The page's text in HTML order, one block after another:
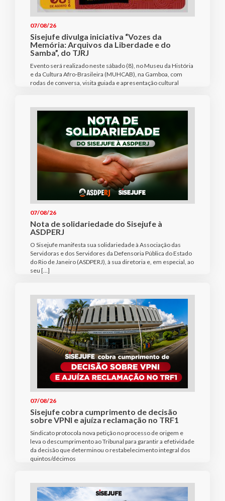
07/08/26
Sisejufe divulga iniciativa “Vozes da
Memória: Arquivos da Liberdade e do
Samba”, do TJRJ
Evento será realizado neste sábado (8), no Museu da História
e da Cultura Afro-Brasileira (MUHCAB), na Gamboa, com
rodas de conversa, visita guiada e apresentação cultural
07/08/26
Nota de solidariedade do Sisejufe à
ASDPERJ
O Sisejufe manifesta sua solidariedade à Associação das
Servidoras e dos Servidores da Defensoria Pública do Estado
do Rio de Janeiro (ASDPERJ), à sua diretoria e, em especial, ao
seu […]
07/08/26
Sisejufe cobra cumprimento de decisão
sobre VPNI e ajuíza reclamação no TRF1
Sindicato protocola nova petição no processo de origem e
leva o descumprimento ao Tribunal para garantir a efetividade
da decisão que determinou o restabelecimento integral dos
quintos/décimos